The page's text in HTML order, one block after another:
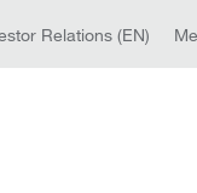
Relations (EN)